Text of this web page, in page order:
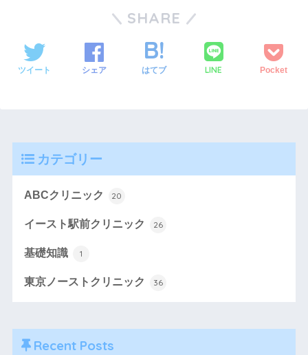
SHARE
ツイート シェア はてブ LINE Pocket
カテゴリー
ABCクリニック 20
イースト駅前クリニック 26
基礎知識 1
東京ノーストクリニック 36
Recent Posts